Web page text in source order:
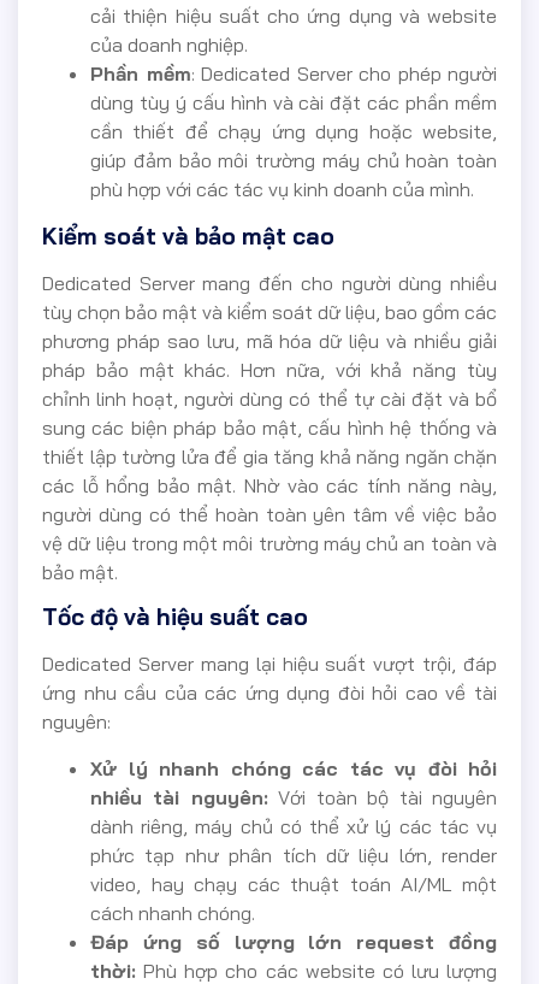
cải thiện hiệu suất cho ứng dụng và website
của doanh nghiệp.
Phần mềm: Dedicated Server cho phép người
dùng tùy ý cấu hình và cài đặt các phần mềm
cần thiết để chạy ứng dụng hoặc website,
giúp đảm bảo môi trường máy chủ hoàn toàn
phù hợp với các tác vụ kinh doanh của mình.
Kiểm soát và bảo mật cao
Dedicated Server mang đến cho người dùng nhiều
tùy chọn bảo mật và kiểm soát dữ liệu, bao gồm các
phương pháp sao lưu, mã hóa dữ liệu và nhiều giải
pháp bảo mật khác. Hơn nữa, với khả năng tùy
chỉnh linh hoạt, người dùng có thể tự cài đặt và bổ
sung các biện pháp bảo mật, cấu hình hệ thống và
thiết lập tường lửa để gia tăng khả năng ngăn chặn
các lỗ hổng bảo mật. Nhờ vào các tính năng này,
người dùng có thể hoàn toàn yên tâm về việc bảo
vệ dữ liệu trong một môi trường máy chủ an toàn và
bảo mật.
Tốc độ và hiệu suất cao
Dedicated Server mang lại hiệu suất vượt trội, đáp
ứng nhu cầu của các ứng dụng đòi hỏi cao về tài
nguyên:
Xử lý nhanh chóng các tác vụ đòi hỏi
nhiều tài nguyên: Với toàn bộ tài nguyên
dành riêng, máy chủ có thể xử lý các tác vụ
phức tạp như phân tích dữ liệu lớn, render
video, hay chạy các thuật toán AI/ML một
cách nhanh chóng.
Đáp ứng số lượng lớn request đồng
thời: Phù hợp cho các website có lưu lượng